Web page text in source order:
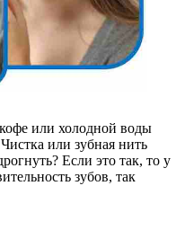
или холодной воды
или зубная нить
Если это так, то у
зубов, так